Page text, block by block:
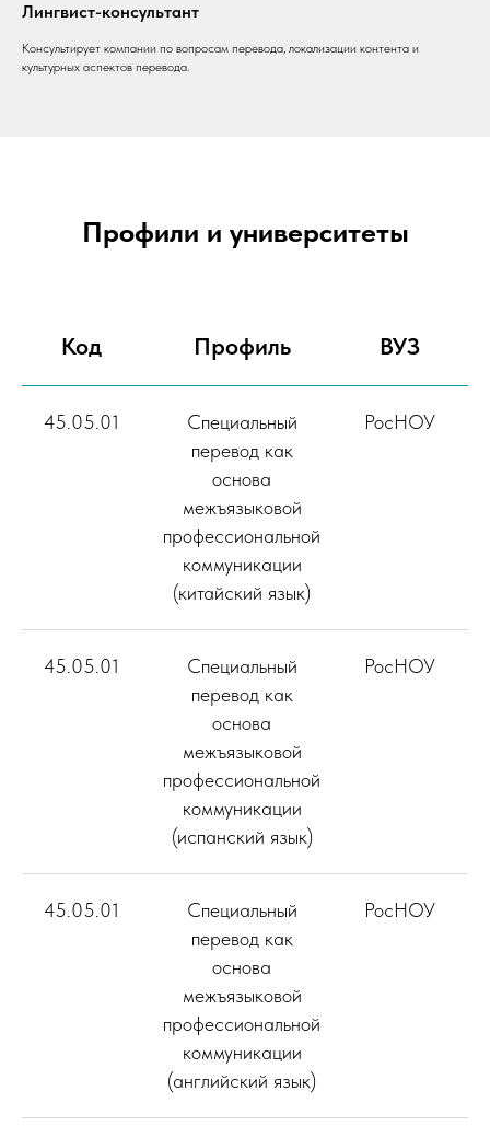
Лингвист-консультант
Консультирует компании по вопросам перевода, локализации контента и
культурных аспектов перевода.
Профили и университеты
Код Профиль ВУЗ
45.05.01
Специальный
перевод как
основа
межъязыковой
профессиональной
коммуникации
(китайский язык)
РосНОУ
45.05.01
Специальный
перевод как
основа
межъязыковой
профессиональной
коммуникации
(испанский язык)
РосНОУ
45.05.01
Специальный
перевод как
основа
межъязыковой
профессиональной
коммуникации
(английский язык)
РосНОУ